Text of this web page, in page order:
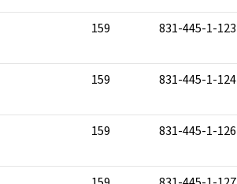
159 831-445-1-123
159 831-445-1-124
159 831-445-1-126